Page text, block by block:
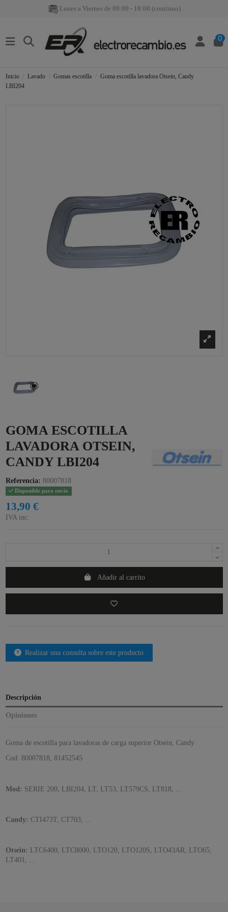
Lunes a Viernes de 09:00 - 18:00 (continuo)
0
Inicio Lavado Gomas escotilla
Goma escotilla lavadora Otsein, Candy
LBI204
GOMA ESCOTILLA
LAVADORA OTSEIN,
CANDY LBI204
Referencia: 80007818
Disponible para envío
13,90 €
IVA inc.
Añadir al carrito
Realizar una consulta sobre este producto
Descripción
Opiniones
Goma de escotilla para lavadoras de carga superior Otsein, Candy
Cod: 80007818, 81452545
Mod: SERIE 200, LBI204, LT, LT53, LT579CS, LT818, ...
Candy: CTI473T, CT703, ...
Otsein: LTC6400, LTC8000, LTO120, LTO120S, LTO43AR, LTO65,
LT401, ...